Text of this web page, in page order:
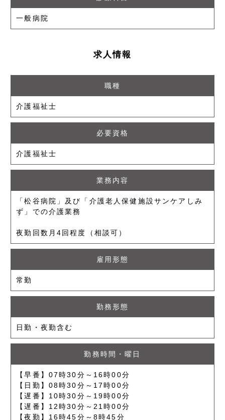
一般病院
求人情報
職種
介護福祉士
必要資格
介護福祉士
業務内容
「松谷病院」及び「介護老人保健施設サンケアしみ
ず」での介護業務
夜勤回数月4回程度（相談可）
雇用形態
常勤
勤務形態
日勤・夜勤含む
勤務時間・曜日
【早番】07時30分～16時00分
【日勤】08時30分～17時00分
【遅番】10時30分～19時00分
【遅番】12時30分～21時00分
【夜勤】16時45分～8時45分